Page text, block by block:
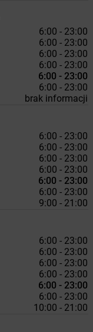
6:00 - 23:00
6:00 - 23:00
6:00 - 23:00
6:00 - 23:00
6:00 - 23:00
6:00 - 23:00
brak informacji
6:00 - 23:00
6:00 - 23:00
6:00 - 23:00
6:00 - 23:00
6:00 - 23:00
6:00 - 23:00
9:00 - 21:00
6:00 - 23:00
6:00 - 23:00
6:00 - 23:00
6:00 - 23:00
6:00 - 23:00
6:00 - 23:00
10:00 - 21:00